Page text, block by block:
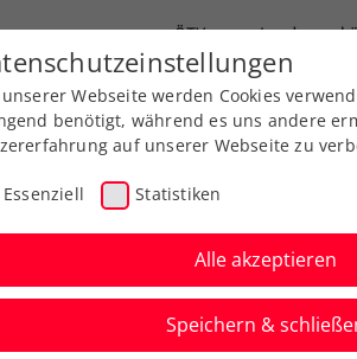
ÖTV
Ausbildungen Services
Webseite werden Cookies
benötigt, während es uns andere
auf unserer Webseite zu
Essenziell Statistiken
Alle akzeptieren
Speichern &